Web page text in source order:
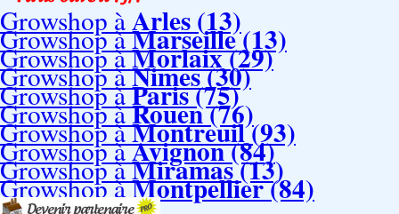
Growshop àArles (13)
Growshop àMarseille (13)
Growshop àMorlaix (29)
Growshop àNimes (30)
Growshop àParis (75)
Growshop àRouen (76)
Growshop àMontreuil (93)
Growshop àAvignon (84)
Growshop àMiramas (13)
Growshop àMontpellier (84)